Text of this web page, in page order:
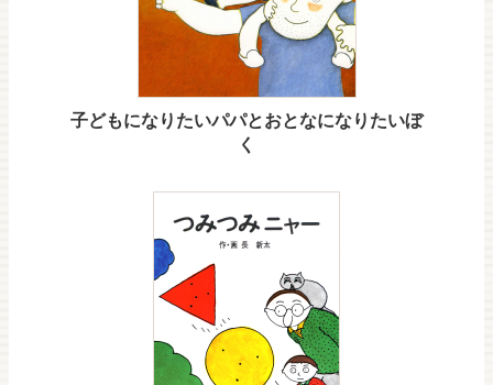
子どもになりたいパパとおとなになりたいぼ
く